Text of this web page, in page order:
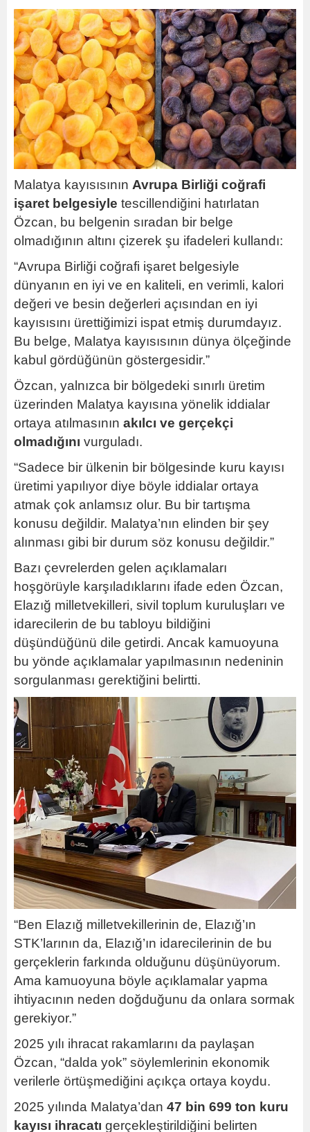
Malatya kayısısının Avrupa Birliği coğrafi
işaret belgesiyle tescillendiğini hatırlatan
Özcan, bu belgenin sıradan bir belge
olmadığının altını çizerek şu ifadeleri kullandı:
“Avrupa Birliği coğrafi işaret belgesiyle
dünyanın en iyi ve en kaliteli, en verimli, kalori
değeri ve besin değerleri açısından en iyi
kayısısını ürettiğimizi ispat etmiş durumdayız.
Bu belge, Malatya kayısısının dünya ölçeğinde
kabul gördüğünün göstergesidir.”
Özcan, yalnızca bir bölgedeki sınırlı üretim
üzerinden Malatya kayısına yönelik iddialar
ortaya atılmasının akılcı ve gerçekçi
olmadığını vurguladı.
“Sadece bir ülkenin bir bölgesinde kuru kayısı
üretimi yapılıyor diye böyle iddialar ortaya
atmak çok anlamsız olur. Bu bir tartışma
konusu değildir. Malatya’nın elinden bir şey
alınması gibi bir durum söz konusu değildir.”
Bazı çevrelerden gelen açıklamaları
hoşgörüyle karşıladıklarını ifade eden Özcan,
Elazığ milletvekilleri, sivil toplum kuruluşları ve
idarecilerin de bu tabloyu bildiğini
düşündüğünü dile getirdi. Ancak kamuoyuna
bu yönde açıklamalar yapılmasının nedeninin
sorgulanması gerektiğini belirtti.
“Ben Elazığ milletvekillerinin de, Elazığ’ın
STK’larının da, Elazığ’ın idarecilerinin de bu
gerçeklerin farkında olduğunu düşünüyorum.
Ama kamuoyuna böyle açıklamalar yapma
ihtiyacının neden doğduğunu da onlara sormak
gerekiyor.”
2025 yılı ihracat rakamlarını da paylaşan
Özcan, “dalda yok” söylemlerinin ekonomik
verilerle örtüşmediğini açıkça ortaya koydu.
2025 yılında Malatya’dan 47 bin 699 ton kuru
kayısı ihracatı gerçekleştirildiğini belirten